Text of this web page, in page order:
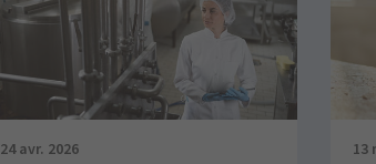
24 avr. 2026 13